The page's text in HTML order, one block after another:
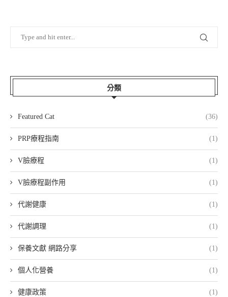
分類
Featured Cat (36)
PRP療程指南 (1)
V臉療程 (1)
V臉療程副作用 (1)
代謝健康 (1)
代謝調理 (1)
保養文獻 網路分享 (1)
個人化營養 (1)
健康政策 (1)